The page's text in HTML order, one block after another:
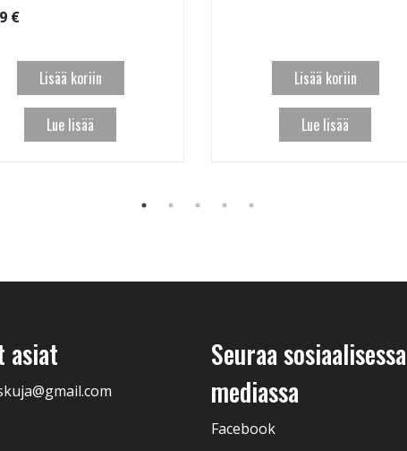
€
Lisää koriin
Lue lisää
Lisää koriin
Lue lisää
asiat
Seuraa sosiaalisessa
mediassa
Facebook